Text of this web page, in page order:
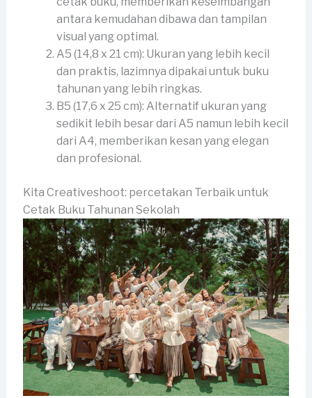
antara kemudahan dibawa dan tampilan
visual yang optimal.
A5 (14,8 x 21 cm): Ukuran yang lebih kecil
dan praktis, lazimnya dipakai untuk buku
tahunan yang lebih ringkas.
B5 (17,6 x 25 cm): Alternatif ukuran yang
sedikit lebih besar dari A5 namun lebih kecil
dari A4, memberikan kesan yang elegan
dan profesional.
Kita Creativeshoot: percetakan Terbaik untuk
Cetak Buku Tahunan Sekolah